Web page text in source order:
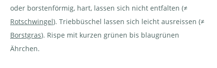
oder borstenförmig, hart, lassen sich nicht entfalten (≠
Rotschwingel). Triebbüschel lassen sich leicht ausreissen (≠
Borstgras). Rispe mit kurzen grünen bis blaugrünen
Ährchen.